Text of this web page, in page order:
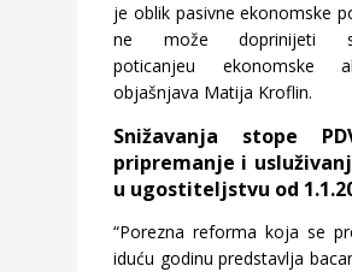
je oblik pasivne ekonomske
ne može doprinijeti
poticanjeu ekonomske
objašnjava Matija Kroflin.
Snižavanja stope
pripremanje i
u ugostiteljstvu od
“Porezna reforma koja se
iduću godinu predstavlja